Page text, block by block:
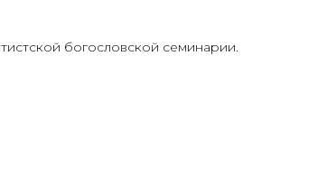
богословской семинарии.